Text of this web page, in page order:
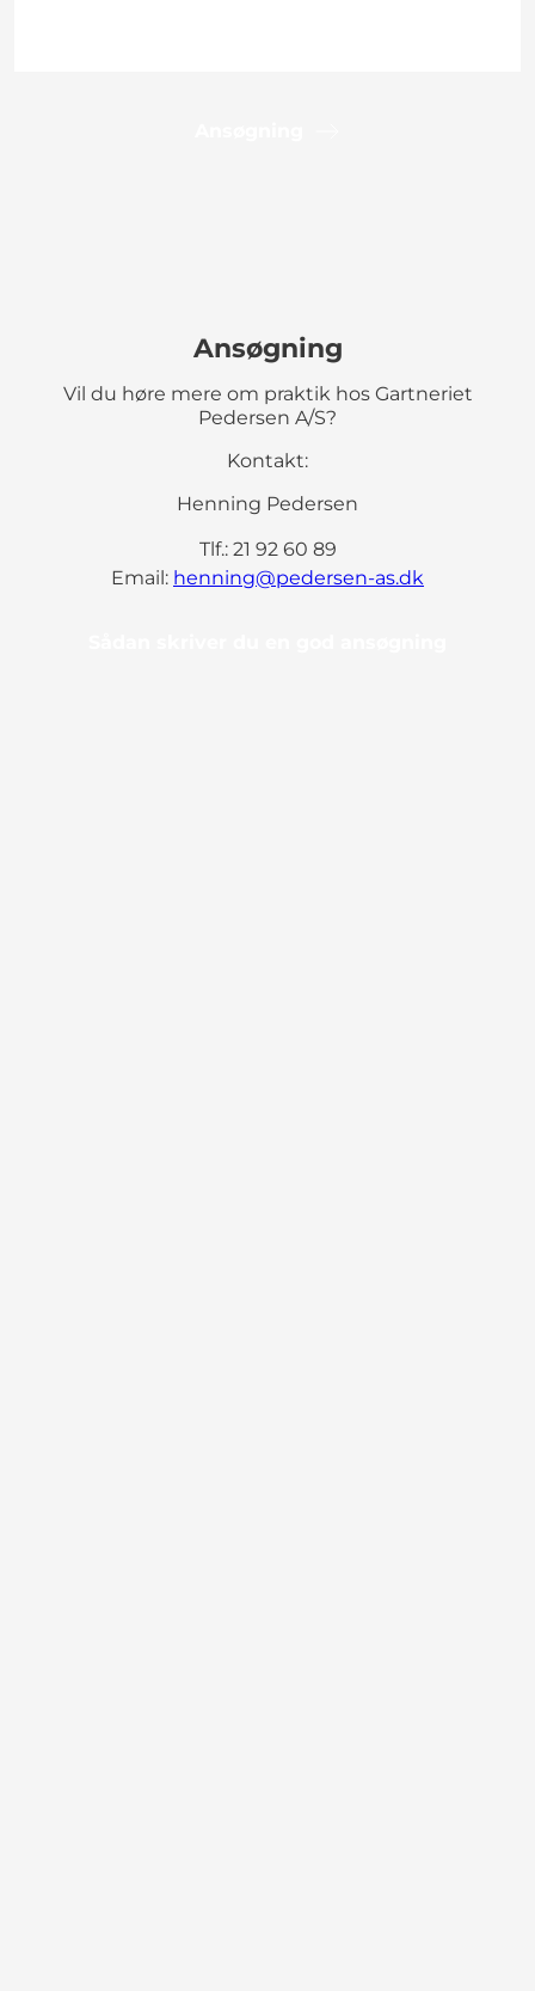
Ansøgning
Vil du høre mere om praktik hos Gartneriet
Pedersen A/S?
Kontakt:
Henning Pedersen
Tlf.: 21 92 60 89
Email: henning@pedersen-as.dk